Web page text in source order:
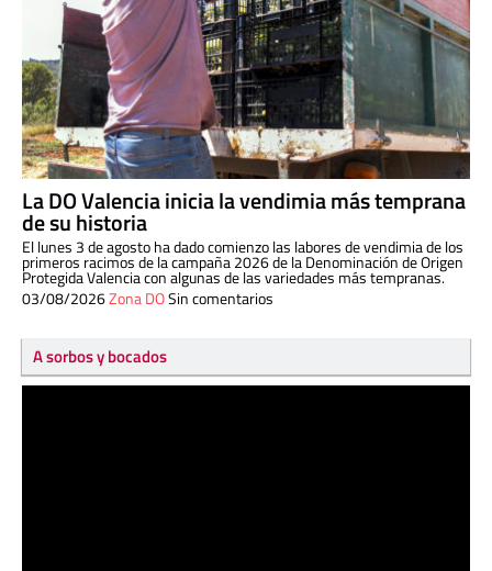
La DO Valencia inicia la vendimia más temprana
de su historia
El lunes 3 de agosto ha dado comienzo las labores de vendimia de los
primeros racimos de la campaña 2026 de la Denominación de Origen
Protegida Valencia con algunas de las variedades más tempranas.
03/08/2026Zona DOSin comentarios
A sorbos y bocados